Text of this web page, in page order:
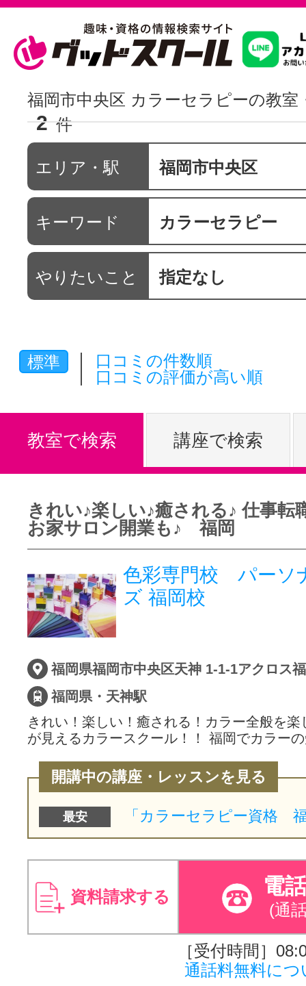
習いたいこ
スクールを
駅・路線か
通信講座を
グッドスク
掲載のお問
福岡市中央区 カラーセラピーの教室
2 件
エリア・駅 福岡市中央区
キーワード カラーセラピー
やりたいこと 指定なし
標準
口コミの件数順
口コミの評価が高い順
教室で検索 講座で検索
きれい♪楽しい♪癒される♪ 仕事
お家サロン開業も♪ 福岡
色彩専門校 パーソ
ズ 福岡校
福岡県福岡市中央区天神 1-1-1アクロス
福岡県・天神駅
きれい！楽しい！癒される！カラー全般を
が見えるカラースクール！！ 福岡でカラー
開講中の講座・レッスンを見る
最安
資料請求する 電
(通
［受付時間］
通話料無料につ